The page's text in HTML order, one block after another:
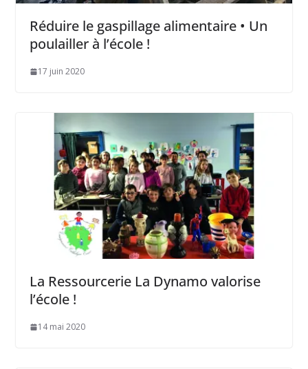
Réduire le gaspillage alimentaire • Un
poulailler à l’école !
17 juin 2020
La Ressourcerie La Dynamo valorise
l’école !
14 mai 2020